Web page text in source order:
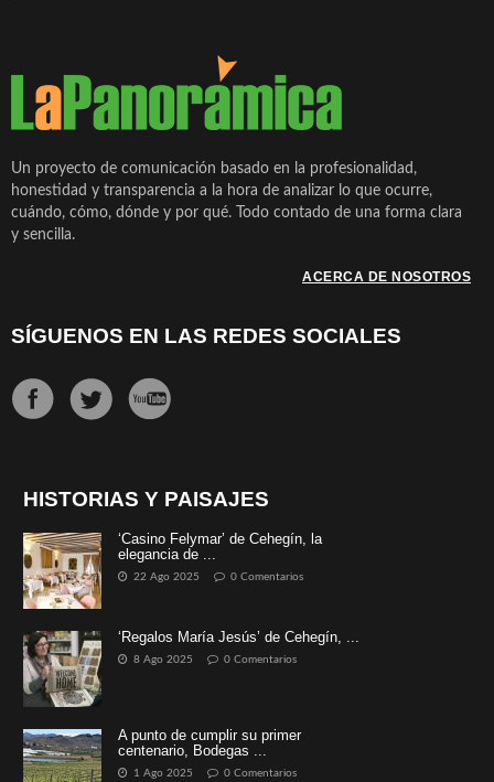
Un proyecto de comunicación basado en la profesionalidad,
honestidad y transparencia a la hora de analizar lo que ocurre,
cuándo, cómo, dónde y por qué. Todo contado de una forma clara
y sencilla.
ACERCA DE NOSOTROS
SÍGUENOS EN LAS REDES SOCIALES
HISTORIAS Y PAISAJES
‘Casino Felymar’ de Cehegín, la
elegancia de ...
22 Ago 2025 0 Comentarios
‘Regalos María Jesús’ de Cehegín, ...
8 Ago 2025 0 Comentarios
A punto de cumplir su primer
centenario, Bodegas ...
1 Ago 2025 0 Comentarios